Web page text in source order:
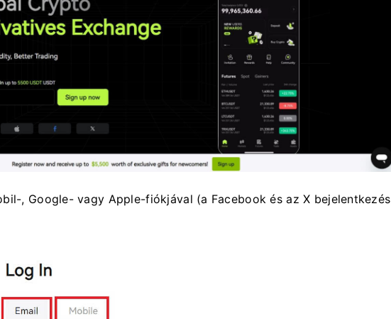
, Google- vagy Apple-fiókjával (a Facebook és az X bejelentkezés